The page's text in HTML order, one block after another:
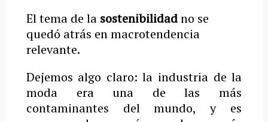
El tema de la sostenibilidadno se
quedó atrás en macrotendencia
relevante.
Dejemos algo claro: la industria de la
moda era una de las más
contaminantes del mundo, y es